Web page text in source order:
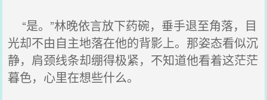
“是。”林晚依言放下药碗，垂手退至角落，目
光却不由自主地落在他的背影上。那姿态看似沉
静，肩颈线条却绷得极紧，不知道他看着这茫茫
暮色，心里在想些什么。